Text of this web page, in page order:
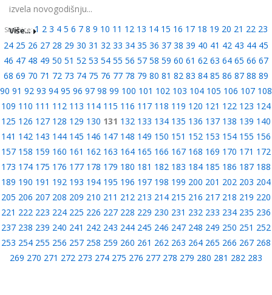
izvela novogodišnju...
Više...
Stranice:1 2 3 4 5 6 7 8 9 10 11 12 13 14 15 16 17 18 19 20 21 22 23
24 25 26 27 28 29 30 31 32 33 34 35 36 37 38 39 40 41 42 43 44 45
46 47 48 49 50 51 52 53 54 55 56 57 58 59 60 61 62 63 64 65 66 67
68 69 70 71 72 73 74 75 76 77 78 79 80 81 82 83 84 85 86 87 88 89
90 91 92 93 94 95 96 97 98 99 100 101 102 103 104 105 106 107 108
109 110 111 112 113 114 115 116 117 118 119 120 121 122 123 124
125 126 127 128 129 130 131 132 133 134 135 136 137 138 139 140
141 142 143 144 145 146 147 148 149 150 151 152 153 154 155 156
157 158 159 160 161 162 163 164 165 166 167 168 169 170 171 172
173 174 175 176 177 178 179 180 181 182 183 184 185 186 187 188
189 190 191 192 193 194 195 196 197 198 199 200 201 202 203 204
205 206 207 208 209 210 211 212 213 214 215 216 217 218 219 220
221 222 223 224 225 226 227 228 229 230 231 232 233 234 235 236
237 238 239 240 241 242 243 244 245 246 247 248 249 250 251 252
253 254 255 256 257 258 259 260 261 262 263 264 265 266 267 268
269 270 271 272 273 274 275 276 277 278 279 280 281 282 283